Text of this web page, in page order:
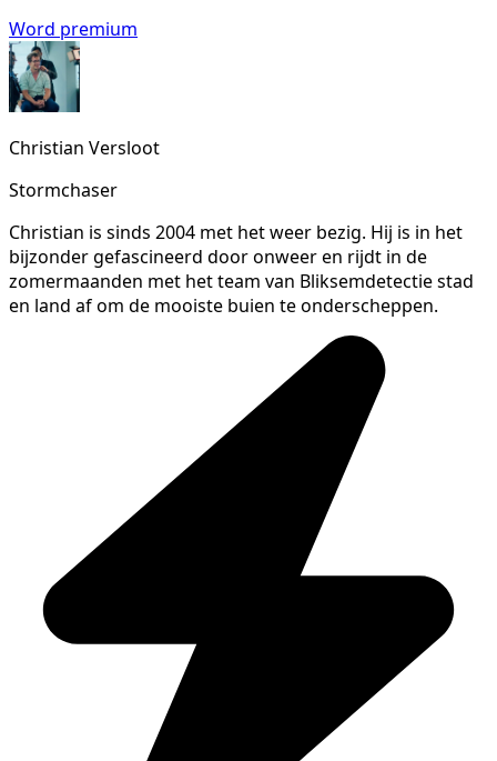
Word premium
Christian Versloot
Stormchaser
Christian is sinds 2004 met het weer bezig. Hij is in het
bijzonder gefascineerd door onweer en rijdt in de
zomermaanden met het team van Bliksemdetectie stad
en land af om de mooiste buien te onderscheppen.